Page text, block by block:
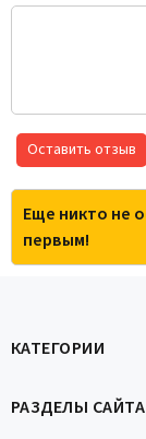
Оставить отзыв
Еще никто не
первым!
КАТЕГОРИИ
РАЗДЕЛЫ САЙТА